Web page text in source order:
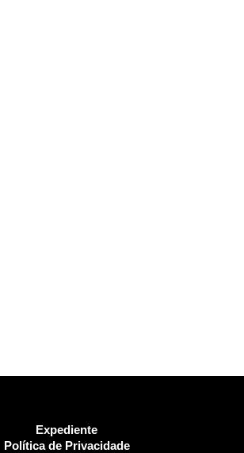
Expediente
Política de Privacidade